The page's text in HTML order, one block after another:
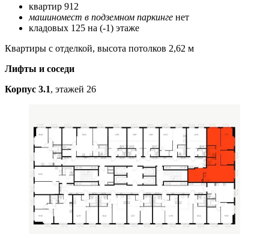
квартир 912
машиномест в подземном паркинге нет
кладовых 125 на (-1) этаже
Квартиры с отделкой, высота потолков 2,62 м
Лифты и соседи
Корпус 3.1, этажей 26